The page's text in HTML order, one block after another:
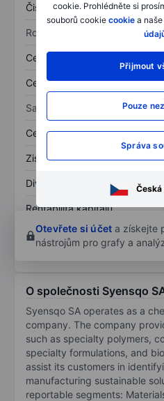
cookie. Prohlédněte si
souborů cookie cookie a
Přijmout
Pouze
Správa
Čistý příjem
Rozvaha
Celková aktiva
Celkový dluh
Sazby
Cena/tržby
Zisk na akcii
Dividenda na akcii
Rentabilita kapitálu
Otevřete si účet a získejte
nástrojům pro grafy a
O společnosti Syensqo
Syensqo SA operates as a
company. The company
such as specialty polymers,
specialty formulations, and
assist its customers in
manufacturing sustainable
reportable segments: